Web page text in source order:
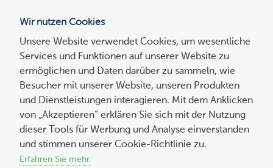
Suchen
nach:
Wie Sie kreative Slogans und starke
Markenbotschaften entwickeln
Wir nutzen Cookies
Unsere Website verwendet Cookies, um wesentliche
Services und Funktionen auf unserer Website zu
ermöglichen und Daten darüber zu sammeln, wie
Besucher mit unserer Website, unseren Produkten
und Dienstleistungen interagieren. Mit dem Anklicken
von „Akzeptieren“ erklären Sie sich mit der Nutzung
dieser Tools für Werbung und Analyse einverstanden
und stimmen unserer Cookie-Richtlinie zu.
Erfahren Sie mehr.